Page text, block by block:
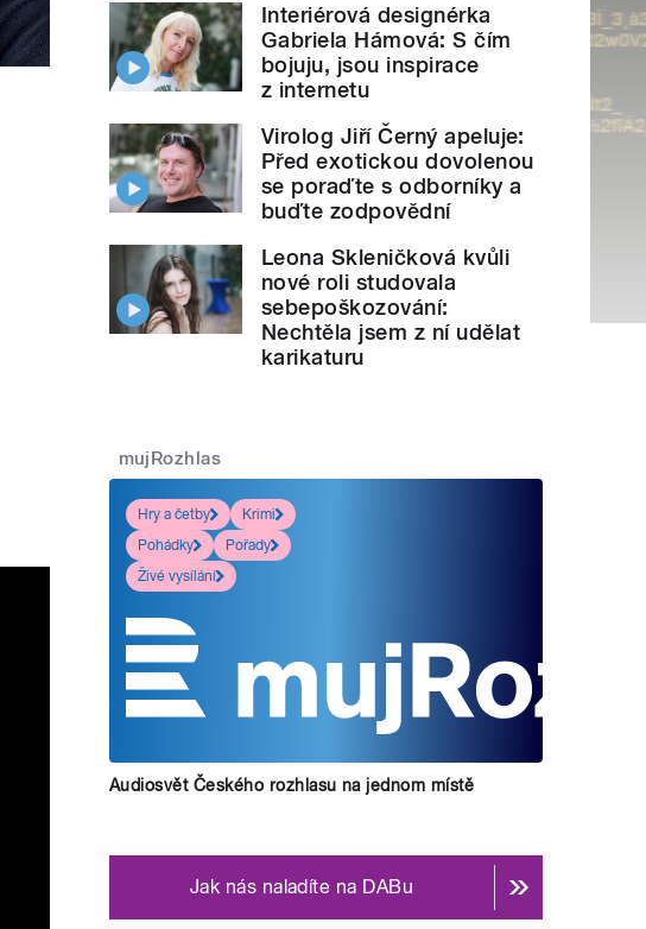
Interiérová designérka
Gabriela Hámová: S čím
bojuju, jsou inspirace
z internetu
Virolog Jiří Černý apeluje:
Před exotickou dovolenou
se poraďte s odborníky a
buďte zodpovědní
Leona Skleničková kvůli
nové roli studovala
sebepoškozování:
Nechtěla jsem z ní udělat
karikaturu
mujRozhlas
Hry a četby
Krimi
Pohádky
Pořady
Živé vysílání
Audiosvět Českého rozhlasu na jednom místě
Jak nás naladíte na DABu